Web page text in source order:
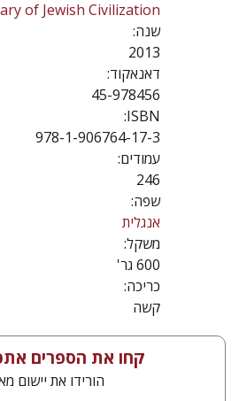
שנה:
2013
דאנאקוד:
45-978456
ISBN:
978-1-906764-17-3
עמודים:
246
שפה:
אנגלית
משקל:
600 גר'
כריכה:
קשה
קחו את הספרים
הורידו את יישום